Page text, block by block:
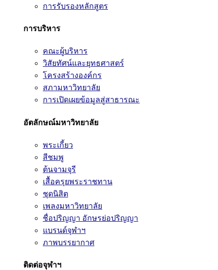
การรับรองหลักสูตร
การบริหาร
คณะผู้บริหาร
วิสัยทัศน์และยุทธศาสตร์
โครงสร้างองค์กร
สภามหาวิทยาลัย
การเปิดเผยข้อมูลสู่สาธารณะ
อัตลักษณ์มหาวิทยาลัย
พระเกี้ยว
สีชมพู
ต้นจามจุรี
เสื้อครุยพระราชทาน
ชุดนิสิต
เพลงมหาวิทยาลัย
ชื่อปริญญา อักษรย่อปริญญา
แบรนด์จุฬาฯ
ภาพบรรยากาศ
ติดต่อจุฬาฯ